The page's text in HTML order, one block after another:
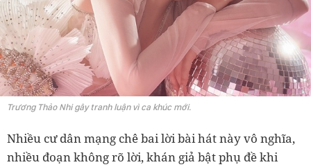
Trương Thảo Nhi gây tranh luận vì ca khúc mới.
Nhiều cư dân mạng chê bai lời bài hát này vô nghĩa,
nhiều đoạn không rõ lời, khán giả bật phụ đề khi